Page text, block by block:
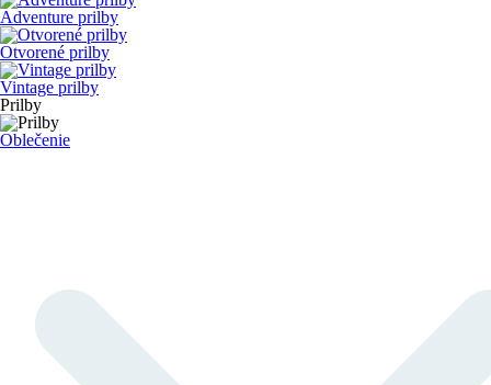
Adventure prilby
Otvorené prilby
Vintage prilby
Prilby
Oblečenie